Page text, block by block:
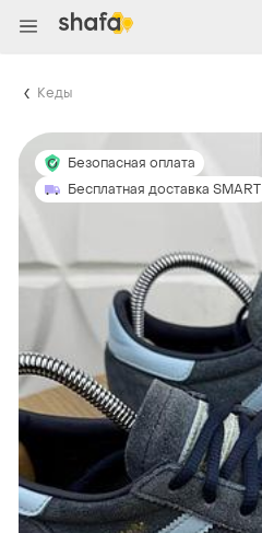
Кеды
Безопасная оплата
Бесплатная доставка SMART